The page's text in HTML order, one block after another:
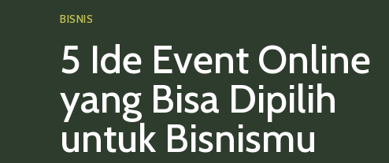
BISNIS
5 Ide Event Online
yang Bisa Dipilih
untuk Bisnismu